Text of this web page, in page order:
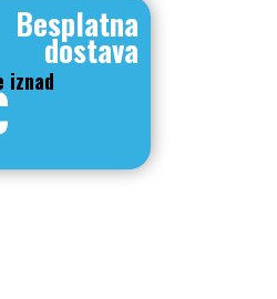
Besplatna
dostava
iznad